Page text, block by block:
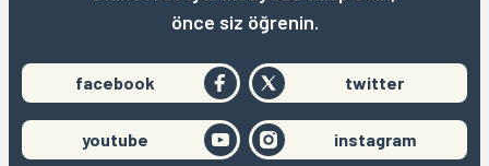
önce siz öğrenin.
facebook twitter
youtube instagram